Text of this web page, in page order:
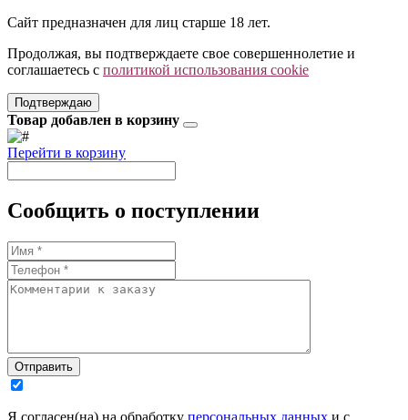
Сайт предназначен для лиц старше 18 лет.
Продолжая, вы подтверждаете свое совершеннолетие и
соглашаетесь с политикой использования cookie
Подтверждаю
Товар добавлен в корзину
Перейти в корзину
Сообщить о поступлении
Отправить
Я согласен(на) на обработку персональных данных и с